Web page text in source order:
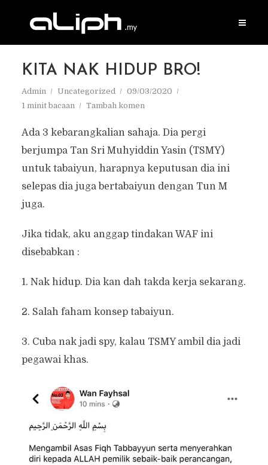
KITA NAK HIDUP BRO!
Admin Uncategorized
09/03/2020
1 minit bacaan
Tambah komen
Ada 3 kebarangkalian sahaja. Dia pergi
berjumpa Tan Sri Muhyiddin Yasin (TSMY)
untuk tabaiyun, harapnya keputusan dia ini
selepas dia juga bertabaiyun dengan Tun M
juga.
Jika tidak, aku anggap tindakan WAF ini
disebabkan :
1. Nak hidup. Dia kan dah takda kerja sekarang.
2. Salah faham konsep tabaiyun.
3. Cuba nak jadi spy, kalau TSMY ambil dia jadi
pegawai khas.